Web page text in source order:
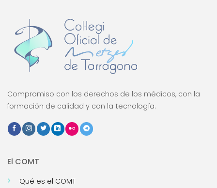
Compromiso con los derechos de los médicos, con la
formación de calidad y con la tecnología.
El COMT
Qué es el COMT